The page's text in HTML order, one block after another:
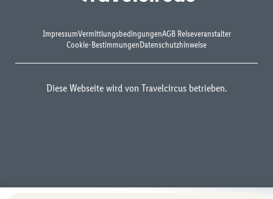
ImpressumVermittlungsbedingungenAGB Reiseveranstalter
Cookie-BestimmungenDatenschutzhinweise
Diese Webseite wird von Travelcircus betrieben.